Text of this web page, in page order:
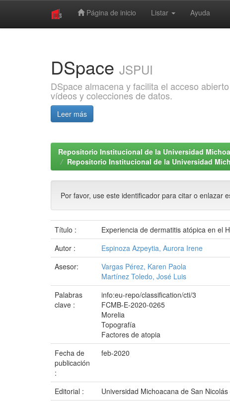
Página de inicio Listar Ayuda
DSpace JSPUI
DSpace almacena y facilita el acceso
vídeos y colecciones de datos.
Leer más
Repositorio Institucional de la Universidad
Repositorio Institucional de la Universidad
Por favor, use este identificador para citar o enlazar
Título :
Experiencia de dermatitis atópica en el
Autor :
Espinoza Azpeytia, Aurora Irene
Asesor:
Vargas Pérez, Karen Paola
Martínez Toledo, José Luis
Palabras
clave :
info:eu-repo/classification/cti/3
FCMB-E-2020-0265
Morelia
Topografía
Factores de atopia
Fecha de
publicación
:
feb-2020
Editorial :
Universidad Michoacana de San